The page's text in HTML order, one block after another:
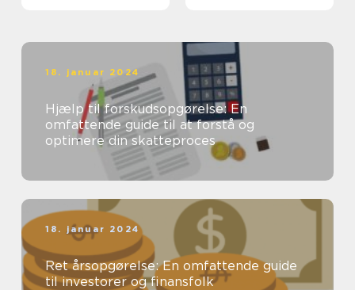
18. januar 2024
Hjælp til forskudsopgørelse: En
omfattende guide til at forstå og
optimere din skatteproces
18. januar 2024
Ret årsopgørelse: En omfattende guide
til investorer og finansfolk